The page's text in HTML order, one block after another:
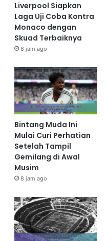
Liverpool Siapkan
Laga Uji Coba Kontra
Monaco dengan
Skuad Terbaiknya
8 jam ago
Bintang Muda Ini
Mulai Curi Perhatian
Setelah Tampil
Gemilang di Awal
Musim
8 jam ago